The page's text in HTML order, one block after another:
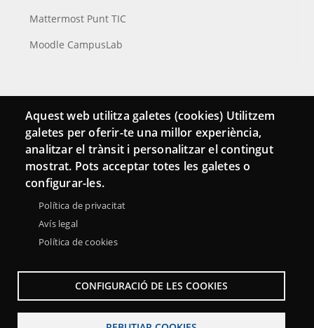
Mattermost Punt TIC
Moodle CampusLab
Connecta
Bustia de contacte
Butlletins
Aquest web utilitza galetes (cookies) Utilitzem
galetes per oferir-te una millor experiència,
analitzar el trànsit i personalitzar el contingut
mostrat. Pots acceptar totes les galetes o
configurar-les.
Política de privacitat
Avís legal
Política de cookies
CONFIGURACIÓ DE LES COOKIES